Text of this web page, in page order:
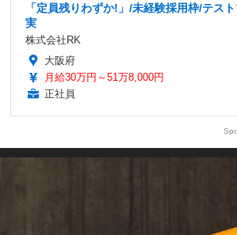
「定員残りわずか!」/未経験採用枠/テス
実
株式会社RK
大阪府
月給30万円～51万8,000円
正社員